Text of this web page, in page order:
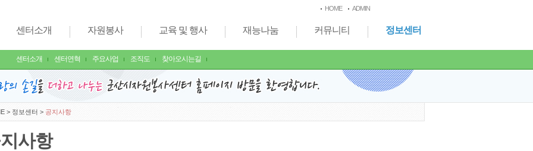
HOME ADMIN
센터소개
센터소개 센터연혁 주요사업 조직도 찾아오시는길
자원봉사 교육 및 행사 재능나눔 커뮤니티 정보센터
> 정보센터 > 공지사항
사항